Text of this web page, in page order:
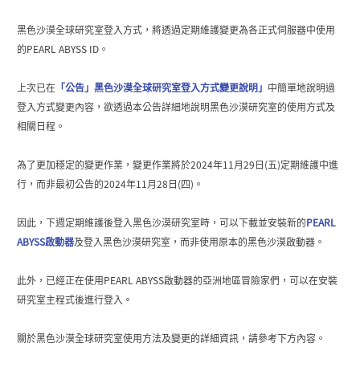
黑色沙漠全球研究室登入方式，將透過定期維護變更為各正式伺服器中使用
的PEARL ABYSS ID。
上次已在 「公告」黑色沙漠全球研究室登入方式變更說明」 中簡單地說明過
登入方式變更內容，欲透過本公告詳細地說明黑色沙漠研究室的使用方式及
相關日程。
為了更加穩定的變更作業，變更作業將於2024年11月29日(五)定期維護中進
行，而非最初公告的2024年11月28日(四)。
因此，下週定期維護後登入黑色沙漠研究室時，可以下載並安裝新的PEARL
ABYSS啟動器及登入黑色沙漠研究室，而非使用原本的黑色沙漠啟動器。
此外，已經正在使用PEARL ABYSS啟動器的亞洲地區冒險家們，可以在安裝
研究室主程式後進行登入。
關於黑色沙漠全球研究室使用方法及變更的詳細資訊，請參考下方內容。